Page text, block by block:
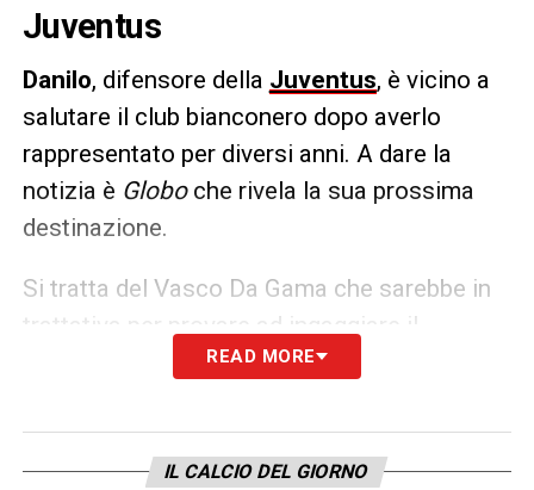
Juventus
Danilo, difensore della Juventus, è vicino a
salutare il club bianconero dopo averlo
rappresentato per diversi anni. A dare la
notizia è Globo che rivela la sua prossima
destinazione.
Si tratta del Vasco Da Gama che sarebbe in
trattativa per provare ad ingaggiare il
bianconero in modo da riportarlo in patria per
scadenza, da gennaio Danilo potrebbe
firmare un pre-contratto col Vasco.
READ MORE
IL CALCIO DEL GIORNO